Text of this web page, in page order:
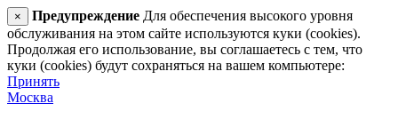
× Предупреждение Для обеспечения высокого уровня
обслуживания на этом сайте используются куки (cookies).
Продолжая его использование, вы соглашаетесь с тем, что
куки (cookies) будут сохраняться на вашем компьютере:
Принять
Москва